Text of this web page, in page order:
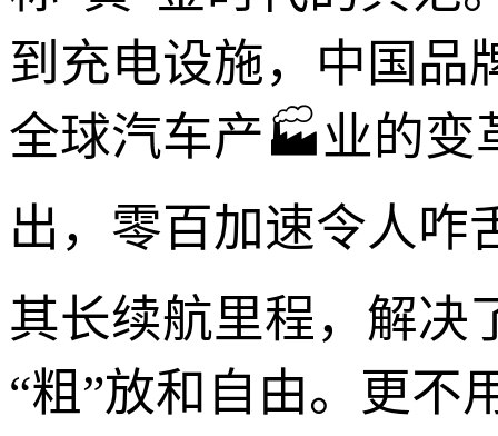
到充电设施，中国品
全球汽车产🏭业的变
出，零百加速令人咋
其长续航里程，解决
“粗”放和自由。更不